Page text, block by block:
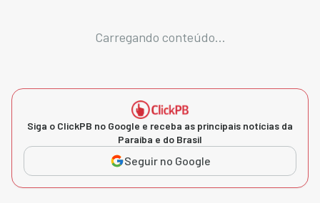
Carregando conteúdo...
Siga o ClickPB no Google e receba as principais notícias da
Paraíba e do Brasil
Seguir no Google